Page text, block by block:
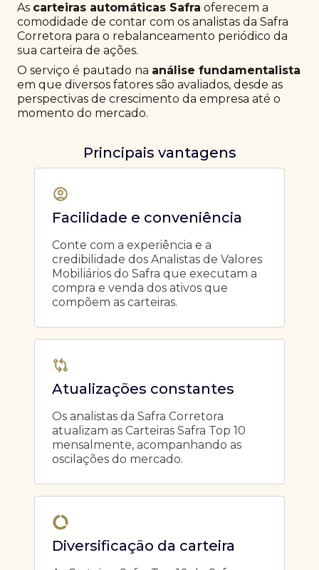
As carteiras automáticas Safra oferecem a
comodidade de contar com os analistas da Safra
Corretora para o rebalanceamento periódico da
sua carteira de ações.
O serviço é pautado na análise fundamentalista
em que diversos fatores são avaliados, desde as
perspectivas de crescimento da empresa até o
momento do mercado.
Principais vantagens
Facilidade e conveniência
Conte com a experiência e a
credibilidade dos Analistas de Valores
Mobiliários do Safra que executam a
compra e venda dos ativos que
compõem as carteiras.
Atualizações constantes
Os analistas da Safra Corretora
atualizam as Carteiras Safra Top 10
mensalmente, acompanhando as
oscilações do mercado.
Diversificação da carteira